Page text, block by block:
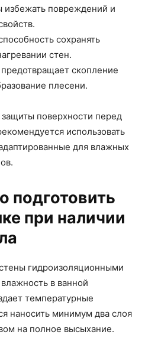
избежать повреждений и
сохранять
стен.
скопление
плесени.
поверхности перед
использовать
для влажных
подготовить
при наличии
гидроизоляционными
в ванной
температурные
наносить минимум два слоя
на полное высыхание.